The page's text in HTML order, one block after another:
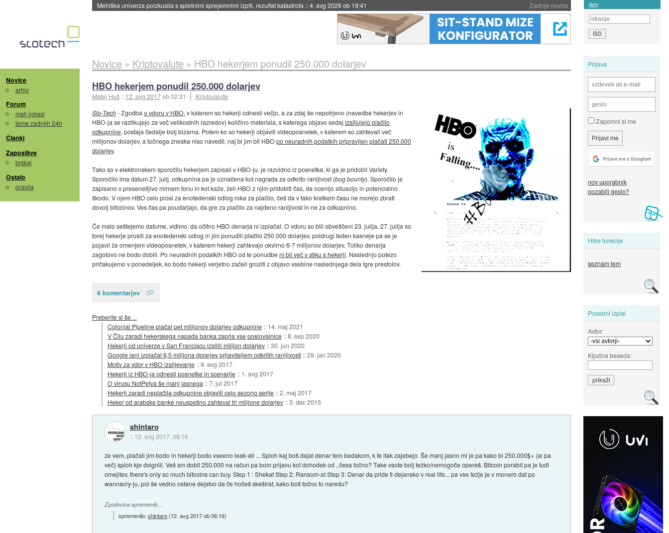
Zadnje novice
Mehiška univerza poizkusila s spletnimi sprejemnimi izpiti, rezultat katastrofa ::4. avg 2026 ob 19:41 Išči:
Novice
arhiv
Forum
mali oglasi
teme zadnjih 24h
Članki
Zaposlitve
brskaj
Ostalo
pravila
Prijava
Zapomni si me
nov uporabnik
pozabili geslo?
Hitre funkcije
seznam tem
Posebni izpisi
Avtor:
Ključna beseda:
Novice » Kriptovalute » HBO hekerjem ponudil 250.000 dolarjev
HBO hekerjem ponudil 250.000 dolarjev
Matej Huš :: 12. avg 2017ob 02:31
Kriptovalute
Slo-Tech- Zgodba o vdoru v HBO, v katerem so hekerji odnesli večjo, a za zdaj še nepotrjeno (navedbe hekerjev in
HBO-ja se razlikujejo za več velikostnih razredov) količino materiala, s katerega objavo sedaj izsiljujejo plačilo
odkupnine, postaja čedalje bolj bizarna. Potem ko so hekerji objavili videoposnetek, v katerem so zahtevali več
milijonov dolarjev, a točnega zneska niso navedli, naj bi jim bil HBO po neuradnih podatkih pripravljen plačati 250.000
dolarjev.
Tako so v elektronskem sporočilu hekerjem zapisali v HBO-ju, je razvidno iz posnetka, ki ga je pridobil Variety.
Sporočilo ima datum 27. julij, odkupnina pa je označena kot nagrada za odkrito ranljivost (bug bounty). Sporočilo je
zapisano v presenetljivo mirnem tonu in kot kaže, želi HBO z njim pridobiti čas, da ocenijo situacijo in potencialno
škodo. V njem HBO celo prosi za enotedenski odlog roka za plačilo, češ da v tako kratkem času ne morejo zbrati
dovolj bitcoinov. Ves čas pa poudarjajo, da gre za plačilo za najdeno ranljivost in ne za odkupnino.
Če malo seštejemo datume, vidimo, da očitno HBO denarja ni izplačal. O vdoru so bili obveščeni 23. julija, 27. julija so
torej hekerje prosili za enotedenski odlog in jim ponudili plačilo 250.000 dolarjev, poldrugi teden kasneje pa se je
pojavil že omenjeni videoposnetek, v katerem hekerji zahtevajo okvirno 6-7 milijonov dolarjev. Toliko denarja
zagotovo ne bodo dobili. Po neuradnih podatkih HBO od te ponudbeni bil več v stiku s hekerji. Naslednjo potezo
pričakujemo v ponedeljek, ko bodo hekerji verjetno začeli groziti z objavo vsebine naslednjega dela Igre prestolov.
6 komentarjev
Preberite si še…
Colonial Pipeline plačal pet milijonov dolarjev odkupnine :: 14. maj 2021
V Čilu zaradi hekerskega napada banka zaprla vse poslovalnice ::8. sep 2020
Hekerji od univerze v San Franciscu izsilili milijon dolarjev ::30. jun 2020
Google lani izplačal 6,5 milijona dolarjev prijaviteljem odkritih ranljivosti ::29. jan 2020
Motiv za vdor v HBO izsiljevanje ::9. avg 2017
Hekerji iz HBO-ja odnesli posnetke in scenarije :: 1. avg 2017
O virusu NotPetya še manj jasnega ::7. jul 2017
Hekerji zaradi neplačila odkupnine objavili celo sezono serije ::2. maj 2017
Heker od arabske banke neuspešno zahteval tri milijone dolarjev ::3. dec 2015
shintaro
:: 12. avg 2017, 06:16
že vem, plačali jim bodo in hekerji bodo vseeno leak-ali ... Sploh kaj boš dajal denar tem bedakom, k te itak zajebejo. Še manj jasno mi je pa kako bi 250.000$+ (al pa
več) sploh kje dvignili. Veš sm dobil 250.000 na račun pa bom prijavu kot dohodek od , česa točno? Take vsote bolj težko/nemogoče opereš. Bitcoin porabit pa je tudi
omejitev, there's only so much bitcoins can buy. Step 1 : Shekat Step 2: Ransom-at Step 3: Denar da pride ti dejansko v real life... pa vse težje je v monero dat po
wannacry-ju, pol še vedno ostane dejstvo da če hočeš skeširat, kako boš točno to naredu?
Zgodovina sprememb…
spremenilo:shintaro(12. avg 2017 ob 06:16)